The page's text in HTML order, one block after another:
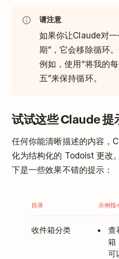
请注意
如果你让Claude对一
期”，它会移除循环。
例如，使用“将我的
五”来保持循环。
试试这些 Claude 提
任何你能清晰描述的内容，
化为结构化的 Todoist 更改
下是一些效果不错的提示：
目录 示例指
收件箱分类
查
箱
可